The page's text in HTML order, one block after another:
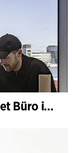
C.F. Møller Architects eröffnet Büro in Göteborg